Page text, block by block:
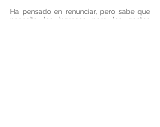
Ha pensado en renunciar, pero sabe que
necesita los ingresos para los gastos